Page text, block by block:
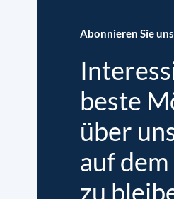
Abonnieren Sie
beste
über
auf dem
zu